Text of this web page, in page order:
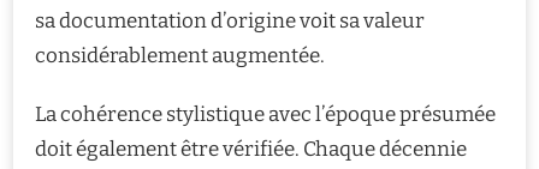
sa documentation d’origine voit sa valeur
considérablement augmentée.
La cohérence stylistique avec l’époque présumée
doit également être vérifiée. Chaque décennie